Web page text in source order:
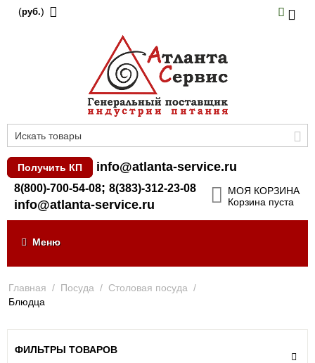
(руб.)
Получить КП info@atlanta-service.ru
8(800)-700-54-08; 8(383)-312-23-08
info@atlanta-service.ru
МОЯ КОРЗИНА
Корзина пуста
Меню
Главная / Посуда / Столовая посуда /
Блюдца
ФИЛЬТРЫ ТОВАРОВ